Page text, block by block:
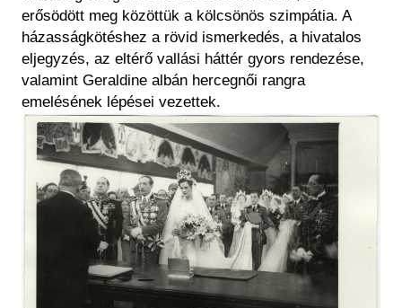
erősödött meg közöttük a kölcsönös szimpátia. A
házasságkötéshez a rövid ismerkedés, a hivatalos
eljegyzés, az eltérő vallási háttér gyors rendezése,
valamint Geraldine albán hercegnői rangra
emelésének lépései vezettek.
Kép